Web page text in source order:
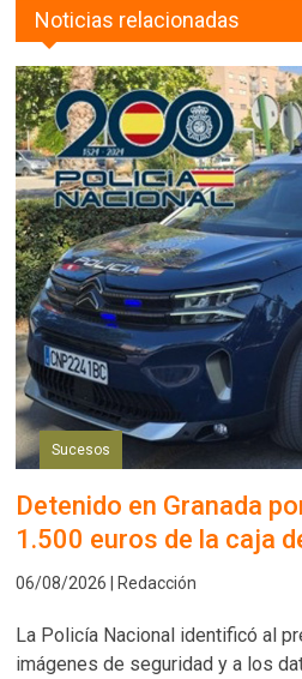
Noticias relacionadas
Sucesos
Detenido en Granada
1.500 euros de la caja
06/08/2026 | Redacción
La Policía Nacional identificó al
imágenes de seguridad y a los